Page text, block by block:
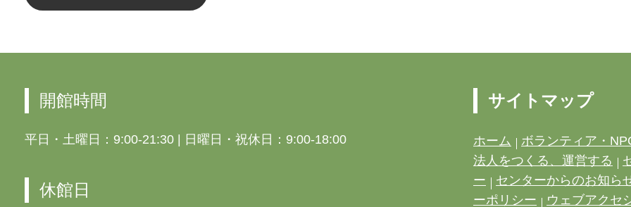
開館時間
平日・土曜日：9:00-21:30 日曜日・祝休日：9:00-18:00
休館日
サイトマップ
ホーム
ボランティア・
法人をつくる、運営する
ー
センターからのお知ら
ーポリシー
ウェブアクセ